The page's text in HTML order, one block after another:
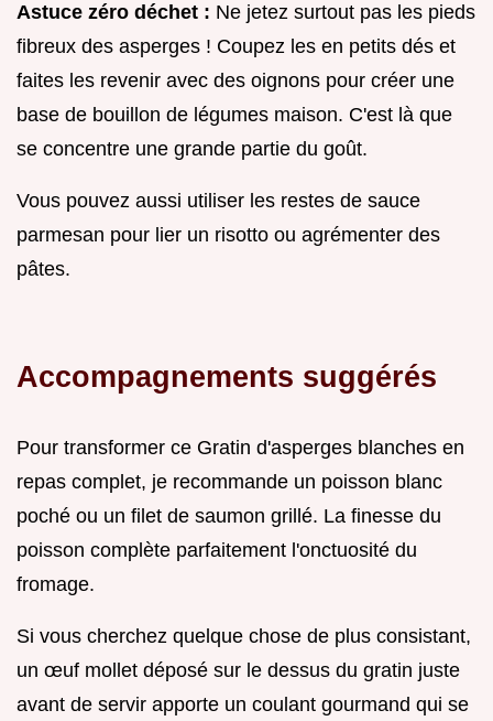
Astuce zéro déchet : Ne jetez surtout pas les pieds
fibreux des asperges ! Coupez les en petits dés et
faites les revenir avec des oignons pour créer une
base de bouillon de légumes maison. C'est là que
se concentre une grande partie du goût.
Vous pouvez aussi utiliser les restes de sauce
parmesan pour lier un risotto ou agrémenter des
pâtes.
Accompagnements suggérés
Pour transformer ce Gratin d'asperges blanches en
repas complet, je recommande un poisson blanc
poché ou un filet de saumon grillé. La finesse du
poisson complète parfaitement l'onctuosité du
fromage.
Si vous cherchez quelque chose de plus consistant,
un œuf mollet déposé sur le dessus du gratin juste
avant de servir apporte un coulant gourmand qui se